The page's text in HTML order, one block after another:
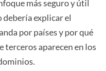
más seguro y útil
debería explicar el
por países y por qué
terceros aparecen en los